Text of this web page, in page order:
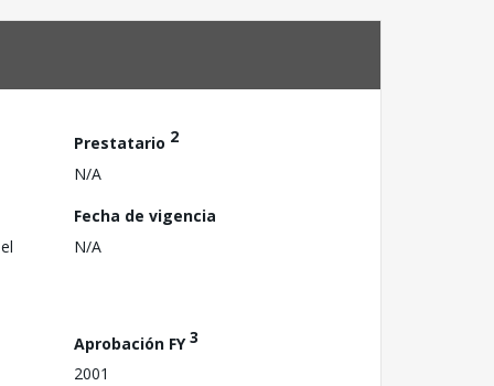
Prestatario 2
N/A
Fecha de vigencia
N/A
Aprobación FY3
2001